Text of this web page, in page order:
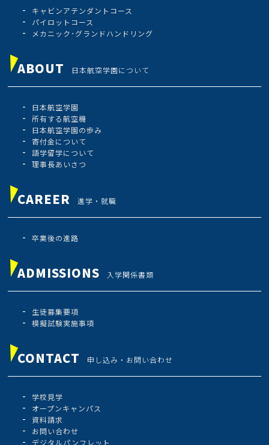
キャビンアテンダントコース
パイロットコース
メカニック･グランドハンドリング
ABOUT 日本航空学園について
日本航空学園
所有する航空機
日本航空学園の歩み
寄付金について
語学留学について
理事長あいさつ
CAREER 進学・就職
卒業後の進路
ADMISSIONS 入学関係書類
生徒募集要項
模擬試験実施事項
CONTACT 申し込み・お問い合わせ
学校見学
オープンキャンパス
資料請求
お問い合わせ
デジタルパンフレット